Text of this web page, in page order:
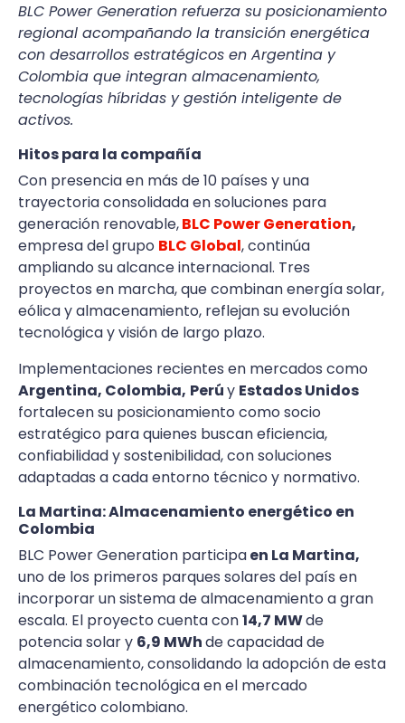
BLC Power Generation refuerza su posicionamiento
regional acompañando la transición energética
con desarrollos estratégicos en Argentina y
Colombia que integran almacenamiento,
tecnologías híbridas y gestión inteligente de
activos.
Hitos para la compañía
Con presencia en más de 10 países y una
trayectoria consolidada en soluciones para
generación renovable,BLC Power Generation,
empresa del grupo BLC Global, continúa
ampliando su alcance internacional. Tres
proyectos en marcha, que combinan energía solar,
eólica y almacenamiento, reflejan su evolución
tecnológica y visión de largo plazo.
Implementaciones recientes en mercados como
Argentina, Colombia, Perúy Estados Unidos
fortalecen su posicionamiento como socio
estratégico para quienes buscan eficiencia,
confiabilidad y sostenibilidad, con soluciones
adaptadas a cada entorno técnico y normativo.
La Martina: Almacenamiento energético en
Colombia
BLC Power Generation participaen La Martina,
uno de los primeros parques solares del país en
incorporar un sistema de almacenamiento a gran
escala. El proyecto cuenta con14,7 MWde
potencia solar y 6,9 MWhde capacidad de
almacenamiento, consolidando la adopción de esta
combinación tecnológica en el mercado
energético colombiano.